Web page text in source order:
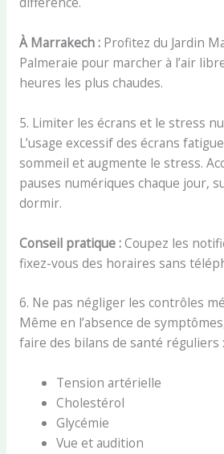
À Marrakech :Profitez du Jardin
Palmeraie pour marcher à l’air
heures les plus chaudes.
5. Limiter les écrans et le stress
L’usage excessif des écrans
sommeil et augmente le stress.
pauses numériques chaque jour,
dormir.
Conseil pratique :Coupez les
fixez-vous des horaires sans
6. Ne pas négliger les contrôles
Même en l’absence de
faire des bilans de santé réguliers :
Tension artérielle
Cholestérol
Glycémie
Vue et audition